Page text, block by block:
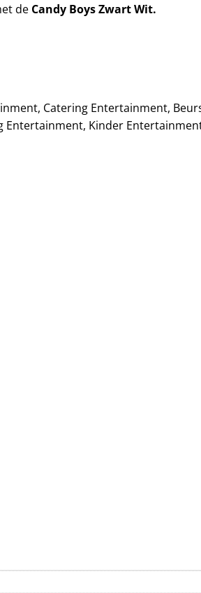
de Candy Boys Zwart Wit.
Catering Entertainment,
Kinder